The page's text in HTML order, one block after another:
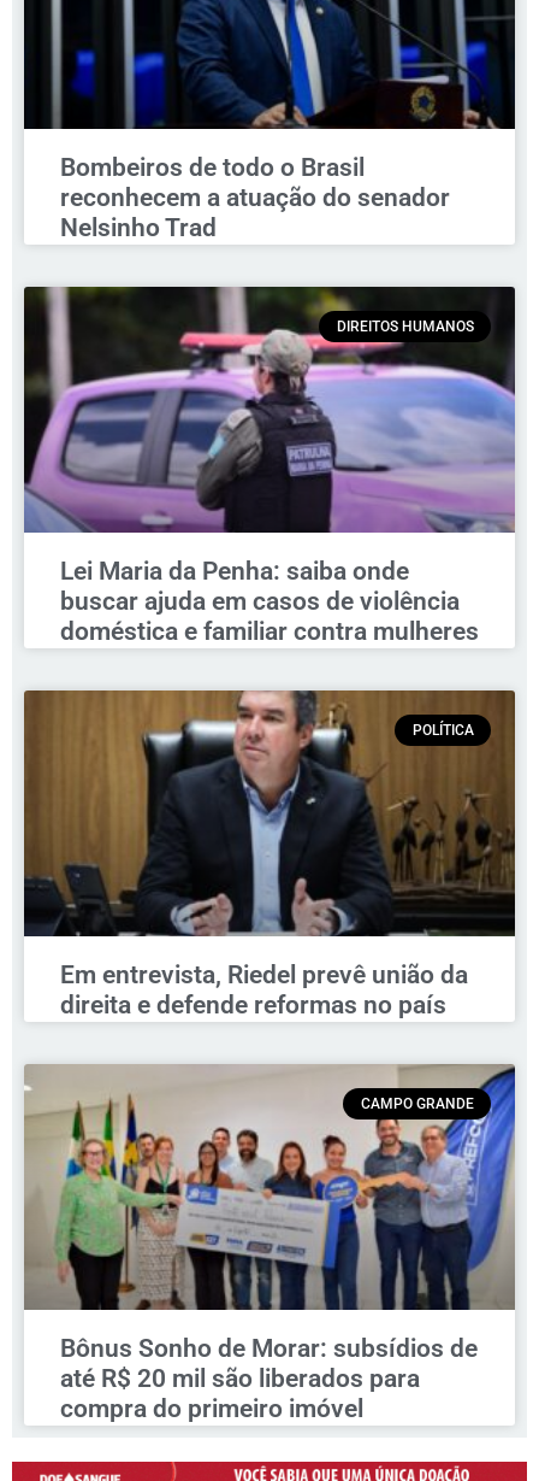
Bombeiros de todo o Brasil
reconhecem a atuação do senador
Nelsinho Trad
DIREITOS HUMANOS
Lei Maria da Penha: saiba onde
buscar ajuda em casos de violência
doméstica e familiar contra mulheres
POLÍTICA
Em entrevista, Riedel prevê união da
direita e defende reformas no país
CAMPO GRANDE
Bônus Sonho de Morar: subsídios de
até R$ 20 mil são liberados para
compra do primeiro imóvel